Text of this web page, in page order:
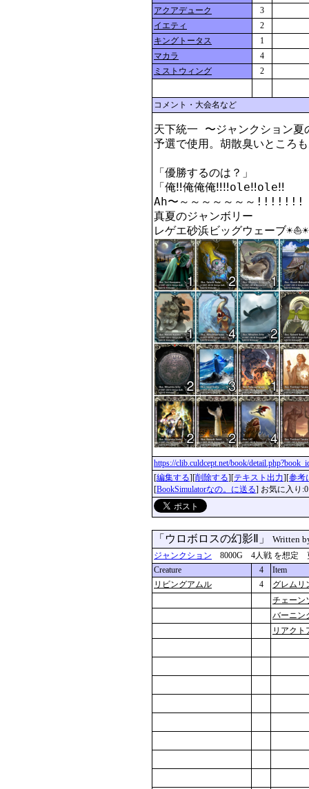
アクアデューク
3
イエティ
2
キングトータス
1
マカラ
4
ミストウィング
2
コメント・大会名など
天下統一 〜ジャンクション夏
予選で使用。胡散臭いところ
「優勝するのは？」
「俺‼️俺俺俺‼️‼️ole‼️ole‼️
Ah〜～～～～～～～!!!!!!!
真夏のジャンボリー
レゲエ砂浜ビッグウェーブ
https://clib.culdcept.net/book/
[編集する][削除する][テキスト出力][参考
[BookSimulatorなの。に送る] お気に入り:0
「ウロボロスの幻影Ⅱ」 Written
ジャンクション 8000G 4人戦 を想定 更
Creature
4
Item
リビングアムル
4
グレムリ
チェーン
バーニン
リアクト